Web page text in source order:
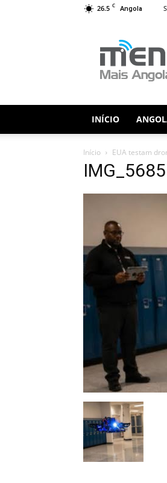
26.5 C Angola
INÍCIO
Início EUA testam
IMG_5685